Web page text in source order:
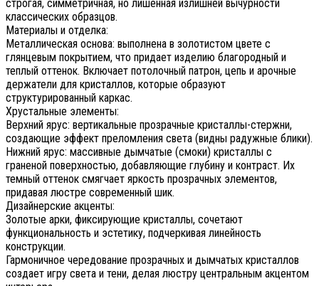
строгая, симметричная, но лишенная излишней вычурности
классических образцов.
Материалы и отделка:
Металлическая основа: выполнена в золотистом цвете с
глянцевым покрытием, что придает изделию благородный и
теплый оттенок. Включает потолочный патрон, цепь и арочные
держатели для кристаллов, которые образуют
структурированный каркас.
Хрустальные элементы:
Верхний ярус: вертикальные прозрачные кристаллы-стержни,
создающие эффект преломления света (видны радужные блики).
Нижний ярус: массивные дымчатые (смоки) кристаллы с
граненой поверхностью, добавляющие глубину и контраст. Их
темный оттенок смягчает яркость прозрачных элементов,
придавая люстре современный шик.
Дизайнерские акценты:
Золотые арки, фиксирующие кристаллы, сочетают
функциональность и эстетику, подчеркивая линейность
конструкции.
Гармоничное чередование прозрачных и дымчатых кристаллов
создает игру света и тени, делая люстру центральным акцентом